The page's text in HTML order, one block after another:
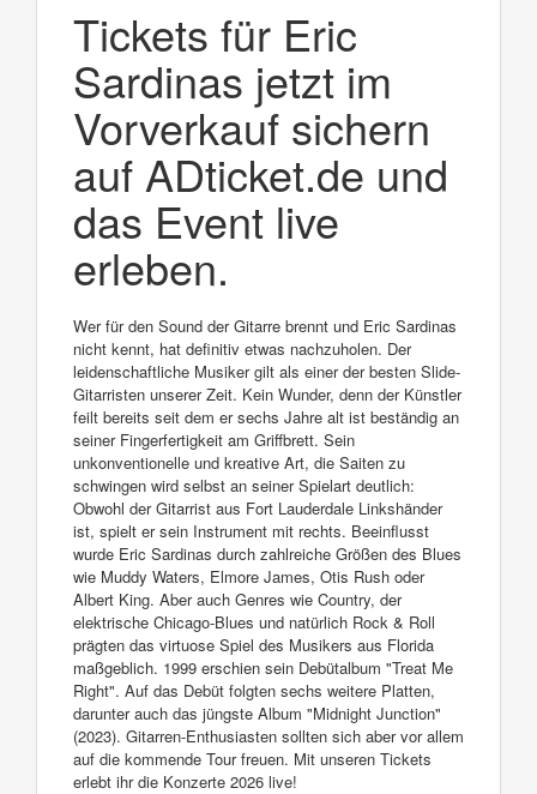
Tickets für Eric
Sardinas jetzt im
Vorverkauf sichern
auf ADticket.de und
das Event live
erleben.
Wer für den Sound der Gitarre brennt und Eric Sardinas
nicht kennt, hat definitiv etwas nachzuholen. Der
leidenschaftliche Musiker gilt als einer der besten Slide-
Gitarristen unserer Zeit. Kein Wunder, denn der Künstler
feilt bereits seit dem er sechs Jahre alt ist beständig an
seiner Fingerfertigkeit am Griffbrett. Sein
unkonventionelle und kreative Art, die Saiten zu
schwingen wird selbst an seiner Spielart deutlich:
Obwohl der Gitarrist aus Fort Lauderdale Linkshänder
ist, spielt er sein Instrument mit rechts. Beeinflusst
wurde Eric Sardinas durch zahlreiche Größen des Blues
wie Muddy Waters, Elmore James, Otis Rush oder
Albert King. Aber auch Genres wie Country, der
elektrische Chicago-Blues und natürlich Rock & Roll
prägten das virtuose Spiel des Musikers aus Florida
maßgeblich. 1999 erschien sein Debütalbum "Treat Me
Right". Auf das Debüt folgten sechs weitere Platten,
darunter auch das jüngste Album "Midnight Junction"
(2023). Gitarren-Enthusiasten sollten sich aber vor allem
auf die kommende Tour freuen. Mit unseren Tickets
erlebt ihr die Konzerte 2026 live!